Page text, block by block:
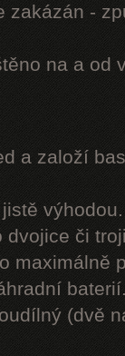
zakázán -
na a od
a založí
výhodou.
či
maximálně
(dvě